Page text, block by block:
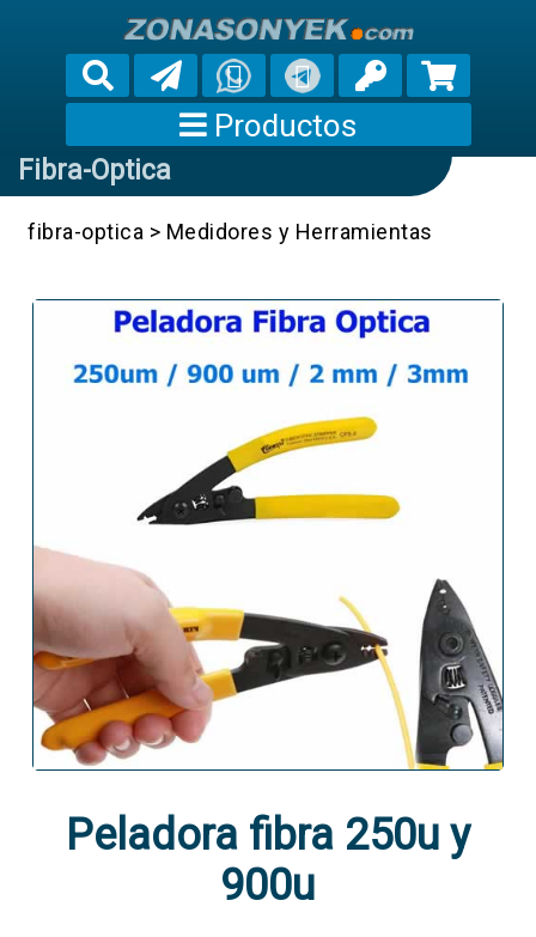
Productos
Fibra-Optica
fibra-optica > Medidores y Herramientas
Peladora fibra 250u y
900u